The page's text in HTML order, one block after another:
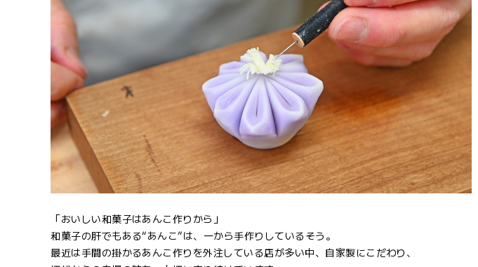
「おいしい和菓子はあんこ作りから」
和菓子の肝でもある“あんこ”は、一から手作りしているそう。
最近は手間の掛かるあんこ作りを外注している店が多い中、自家製にこだわり、